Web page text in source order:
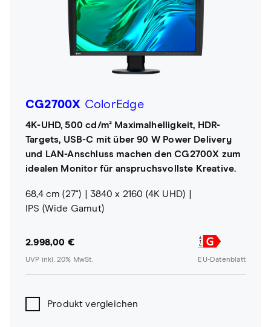
CG2700X ColorEdge
4K-UHD, 500 cd/m² Maximalhelligkeit, HDR-
Targets, USB-C mit über 90 W Power Delivery
und LAN-Anschluss machen den CG2700X zum
idealen Monitor für anspruchsvollste Kreative.
68,4 cm (27")
3840 x 2160 (4K UHD)
IPS (Wide Gamut)
2.998,00 €
UVP inkl. 20% MwSt. EU-Datenblatt
Produkt vergleichen